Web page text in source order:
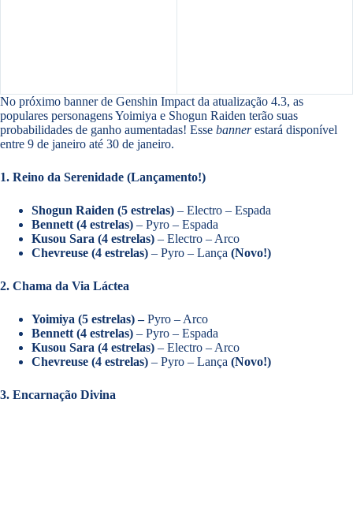
No próximo banner de Genshin Impact da atualização 4.3, as
populares personagens Yoimiya e Shogun Raiden terão suas
probabilidades de ganho aumentadas! Esse bannerestará disponível
entre 9 de janeiro até 30 de janeiro.
1. Reino da Serenidade (Lançamento!)
Shogun Raiden (5 estrelas) – Electro – Espada
Bennett (4 estrelas) – Pyro – Espada
Kusou Sara (4 estrelas) – Electro – Arco
Chevreuse (4 estrelas) – Pyro – Lança (Novo!)
2. Chama da Via Láctea
Yoimiya (5 estrelas) –Pyro – Arco
Bennett (4 estrelas) – Pyro – Espada
Kusou Sara (4 estrelas) – Electro – Arco
Chevreuse (4 estrelas) – Pyro – Lança (Novo!)
3. Encarnação Divina